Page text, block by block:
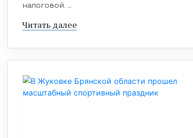
налоговой. ...
Читать далее